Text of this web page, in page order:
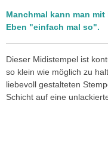
Manchmal kann man
Eben "einfach mal so".
Dieser Midistempel ist
so klein wie möglich zu
liebevoll gestalteten
Schicht auf eine